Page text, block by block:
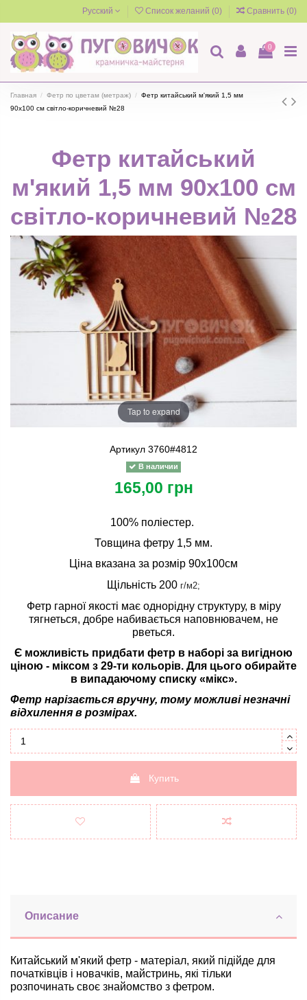
Русский Список желаний (0) Сравнить (0)
0
Главная Фетр по цветам (метраж)
Фетр китайський м'який 1,5 мм
90х100 см світло-коричневий №28
Фетр китайський
м'який 1,5 мм 90х100 см
світло-коричневий №28
Tap to expand
Артикул 3760#4812
В наличии
165,00 грн
100% поліестер.
Товщина фетру 1,5 мм.
Ціна вказана за розмір 90х100см
Щільність 200 г/м2;
Фетр гарної якості має однорідну структуру, в міру
тягнеться, добре набивається наповнювачем, не
рветься.
Є можливість придбати фетр в наборі за вигідною
ціною - міксом з 29-ти кольорів. Для цього обирайте
в випадаючому списку «мікс».
Фетр нарізається вручну, тому можливі незначні
відхилення в розмірах.
Купить
Описание
Китайський м'який фетр - матеріал, який підійде для
початківців і новачків, майстринь, які тільки
розпочинать своє знайомство з фетром.